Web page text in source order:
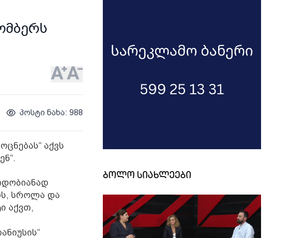
პოსტი ნახა: 988
აქვს
სროლა და
აქვთ,
ბოლო სიახლეები